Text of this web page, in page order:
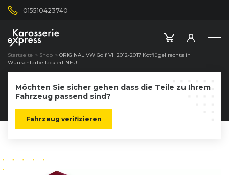
015510423740
Startseite » Shop » ORIGINAL VW Golf VII 2012-2017 Kotflügel rechts in
Wunschfarbe lackiert NEU
Möchten Sie sicher gehen dass die Teile zu Ihrem
Fahrzeug passend sind?
Fahrzeug verifizieren